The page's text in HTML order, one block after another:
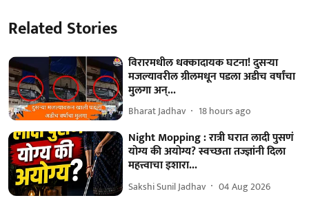
Related Stories
विरारमधील धक्कादायक घटना! दुसऱ्या
मजल्यावरील ग्रीलमधून पडला अडीच वर्षांचा
मुलगा अन्...
Bharat Jadhav 18 hours ago
Night Mopping : रात्री घरात लादी पुसणं
योग्य की अयोग्य? स्वच्छता तज्ज्ञांनी दिला
महत्त्वाचा इशारा...
Sakshi Sunil Jadhav 04 Aug 2026